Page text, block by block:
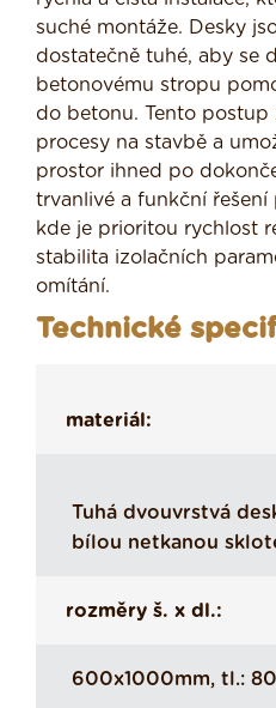
suché montáže. Desky
dostatečně tuhé, aby se
betonovému stropu
do betonu. Tento postup
procesy na stavbě a
prostor ihned po
trvanlivé a funkční řešení
kde je prioritou rychlost
stabilita izolačních
omítání.
Technické
materiál:
Tuhá dvouvrstvá
bílou netkanou
rozměry š. x dl.:
600x1000mm, tl.: